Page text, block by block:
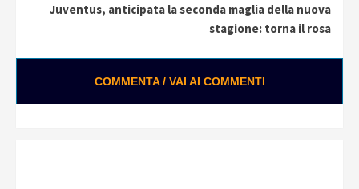
Juventus, anticipata la seconda maglia della nuova
stagione: torna il rosa
COMMENTA / VAI AI COMMENTI